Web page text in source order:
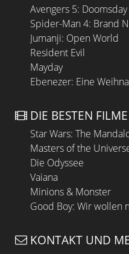
Avengers 5: Doomsday
Spider-Man 4: Brand
Jumanji: Open World
Resident Evil
Mayday
Ebenezer: Eine
DIE BESTEN FILME
Star Wars: The
Masters of the
Die Odyssee
Vaiana
Minions & Monster
Good Boy: Wir wollen
KONTAKT UND